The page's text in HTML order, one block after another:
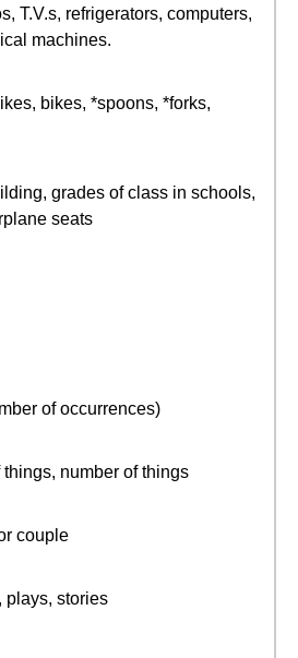
T.V.s, refrigerators, computers,
machines.
bikes, *spoons, *forks,
grades of class in schools,
seats
of occurrences)
number of things
couple
plays, stories